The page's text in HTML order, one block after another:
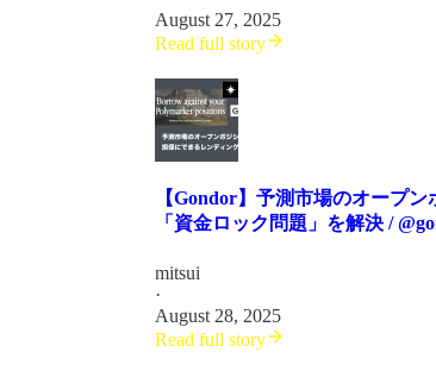
August 27, 2025
Read full story
【Gondor】予測市場のオープ
「資金ロック問題」を解決 /
mitsui
·
August 28, 2025
Read full story